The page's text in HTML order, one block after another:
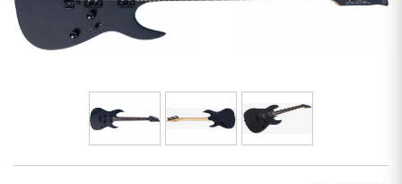
Home Studio
Micros & HF